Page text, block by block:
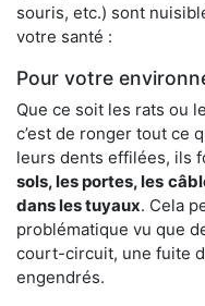
souris, etc.) sont
votre santé :
Pour votre
Que ce soit les rats ou
c’est de ronger tout ce
leurs dents effilées, ils
sols, les portes, les
dans les tuyaux. Cela
problématique vu que
court-circuit, une fuite
engendrés.